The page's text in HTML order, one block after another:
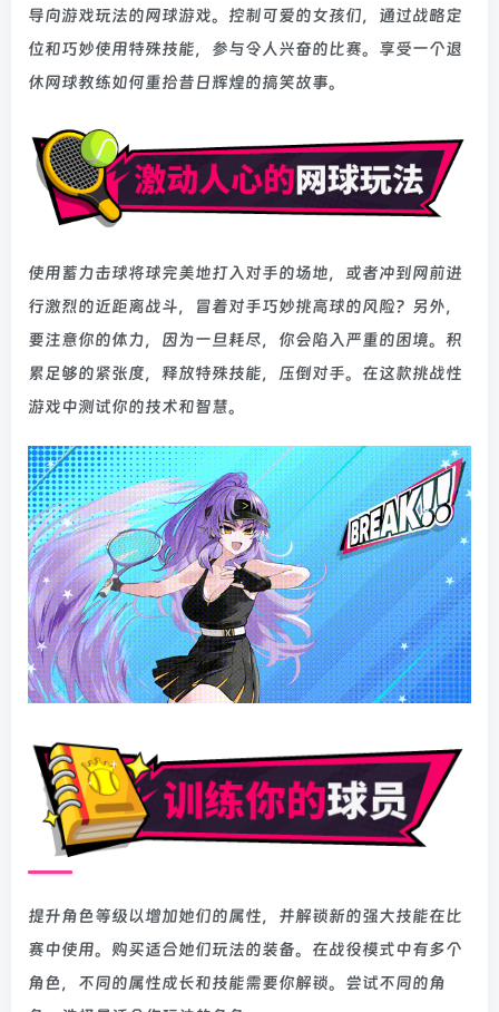
导向游戏玩法的网球游戏。控制可爱的女孩们，通过战略定
位和巧妙使用特殊技能，参与令人兴奋的比赛。享受一个退
休网球教练如何重拾昔日辉煌的搞笑故事。
使用蓄力击球将球完美地打入对手的场地，或者冲到网前进
行激烈的近距离战斗，冒着对手巧妙挑高球的风险？另外，
要注意你的体力，因为一旦耗尽，你会陷入严重的困境。积
累足够的紧张度，释放特殊技能，压倒对手。在这款挑战性
游戏中测试你的技术和智慧。
提升角色等级以增加她们的属性，并解锁新的强大技能在比
赛中使用。购买适合她们玩法的装备。在战役模式中有多个
角色，不同的属性成长和技能需要你解锁。尝试不同的角